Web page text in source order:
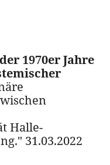
1970er Jahre
Halle-
31.03.2022